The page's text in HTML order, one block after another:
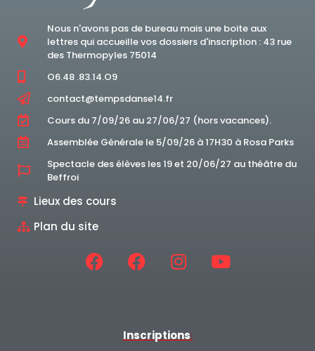
Nous n'avons pas de bureau mais une boite aux
lettres qui accueille vos dossiers d'inscription : 43 rue
des Thermopyles 75014
O6.48 .83.14.O9
contact@tempsdanse14.fr
Cours du 7/09/26 au 27/06/27 (hors vacances).
Assemblée Générale le 5/09/26 à 17H30 à Rosa Parks
Spectacle des élèves les 19 et 20/06/27 au théâtre du
Beffroi
Lieux des cours
Plan du site
Inscriptions: